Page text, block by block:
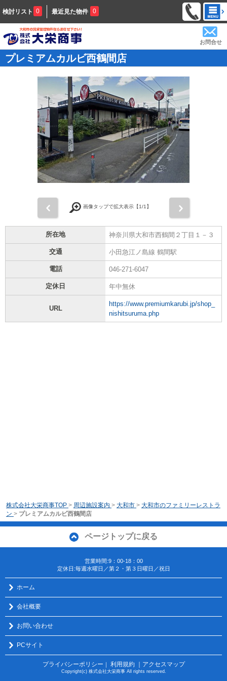
検討リスト 0 最近見た物件 0
お問合せ
プレミアムカルビ西鶴間店
画像タップで拡大表示【1/1】
所在地 神奈川県大和市西鶴間２丁目１－３
交通 小田急江ノ島線 鶴間駅
電話 046-271-6047
定休日 年中無休
URL
https://www.premiumkarubi.jp/shop_
nishitsuruma.php
株式会社大栄商事TOP > 周辺施設案内 > 大和市 > 大和市のファミリーレストラ
ン > プレミアムカルビ西鶴間店
ページトップに戻る
営業時間:9：00-18：00
定休日:毎週水曜日／第２・第３日曜日／祝日
ホーム
会社概要
お問い合わせ
PCサイト
プライバシーポリシー ｜ 利用規約 ｜アクセスマップ
Copyright(c) 株式会社大栄商事 All rights reserved.